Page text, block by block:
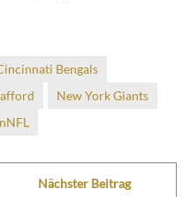
Bengals
New York Giants
Nächster Beitrag